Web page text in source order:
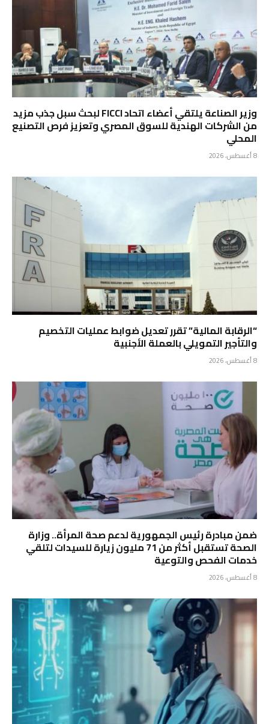
وزير الصناعة يلتقي أعضاء اتحاد FICCI لبحث سبل جذب مزيد
من الشركات الهندية للسوق المصري وتعزيز فرص التصنيع
المحلي
8 أغسطس، 2026
“الرقابة المالية” تقرر تعديل ضوابط عمليات التخصيم
والتأجير التمويلي بالعملة الأجنبية
8 أغسطس، 2026
ضمن مبادرة رئيس الجمهورية لدعم صحة المرأة.. وزارة
الصحة تستقبل أكثر من 71 مليون زيارة للسيدات لتلقي
خدمات الفحص والتوعية
8 أغسطس، 2026